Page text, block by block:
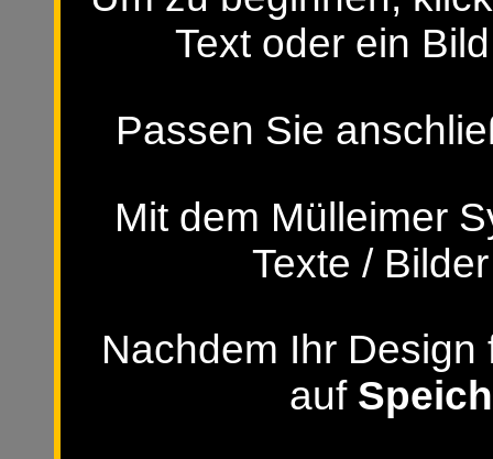
Text oder ein
Passen Sie
Mit dem Mülleimer
Texte /
Nachdem Ihr
auf